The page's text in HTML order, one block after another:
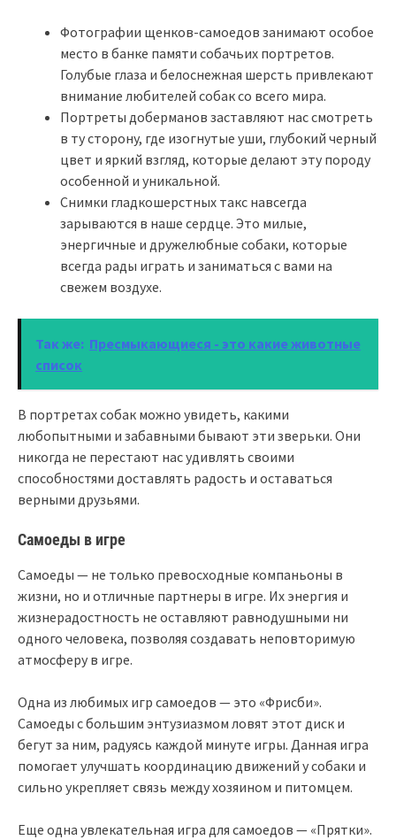
Фотографии щенков-самоедов занимают особое
место в банке памяти собачьих портретов.
Голубые глаза и белоснежная шерсть привлекают
внимание любителей собак со всего мира.
Портреты доберманов заставляют нас смотреть
в ту сторону, где изогнутые уши, глубокий черный
цвет и яркий взгляд, которые делают эту породу
особенной и уникальной.
Снимки гладкошерстных такс навсегда
зарываются в наше сердце. Это милые,
энергичные и дружелюбные собаки, которые
всегда рады играть и заниматься с вами на
свежем воздухе.
Так же: Пресмыкающиеся - это какие животные
список
В портретах собак можно увидеть, какими
любопытными и забавными бывают эти зверьки. Они
никогда не перестают нас удивлять своими
способностями доставлять радость и оставаться
верными друзьями.
Самоеды в игре
Самоеды — не только превосходные компаньоны в
жизни, но и отличные партнеры в игре. Их энергия и
жизнерадостность не оставляют равнодушными ни
одного человека, позволяя создавать неповторимую
атмосферу в игре.
Одна из любимых игр самоедов — это «Фрисби».
Самоеды с большим энтузиазмом ловят этот диск и
бегут за ним, радуясь каждой минуте игры. Данная игра
помогает улучшать координацию движений у собаки и
сильно укрепляет связь между хозяином и питомцем.
Еще одна увлекательная игра для самоедов — «Прятки».